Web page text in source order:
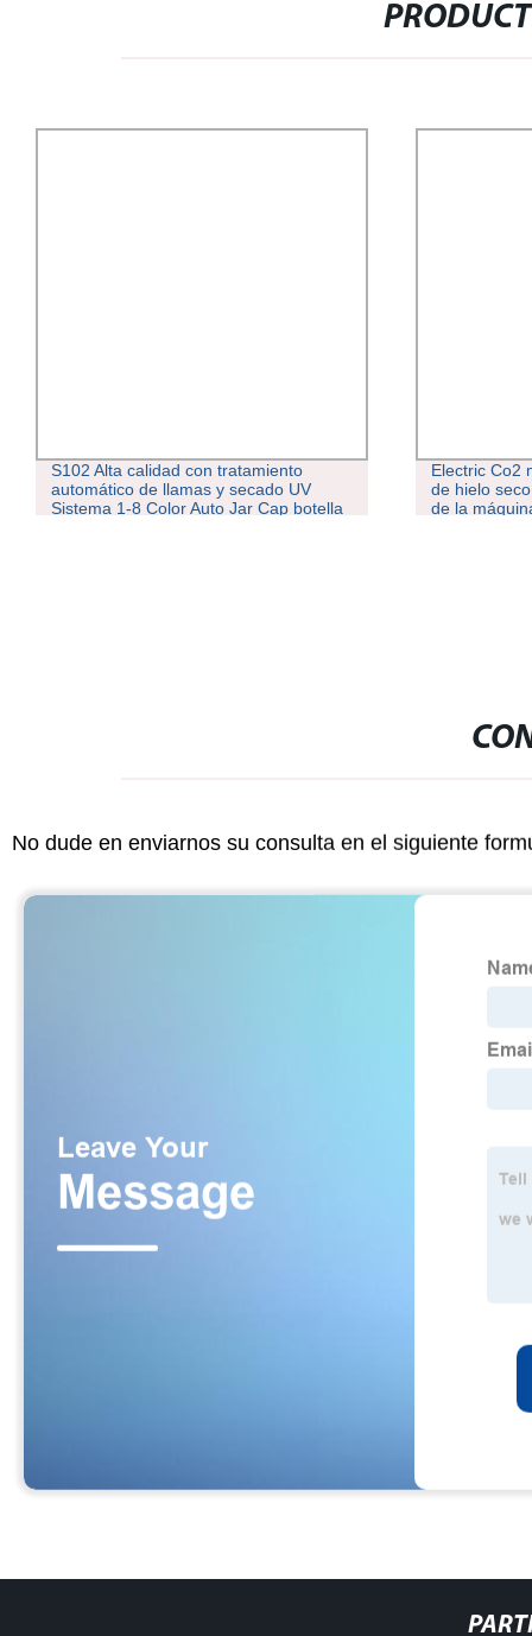
S102 Alta calidad con tratamiento
automático de llamas y secado UV
Sistema 1-8 Color Auto Jar Cap botella
Electric Co2
de hielo
de la
No dude en enviarnos su consulta en el siguiente